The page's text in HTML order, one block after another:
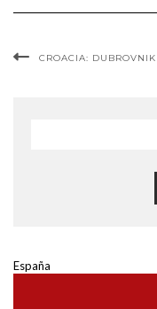
CROACIA: DUBROVNIK
España